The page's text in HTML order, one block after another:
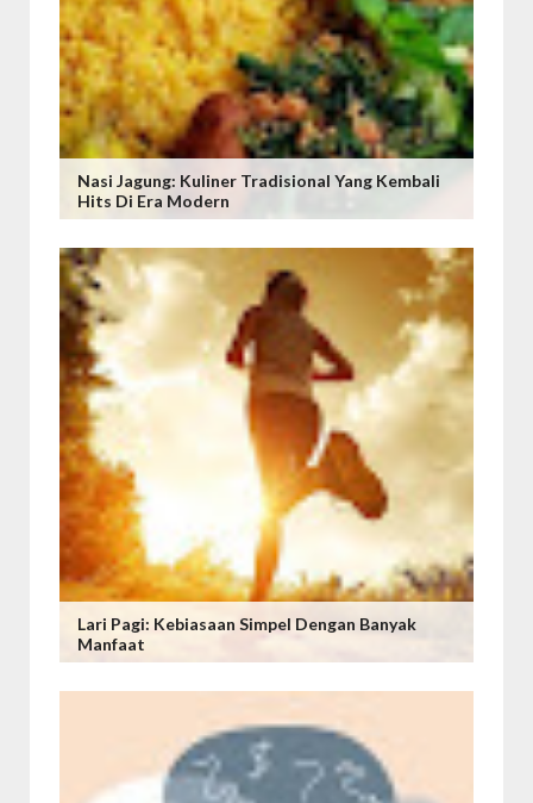
Nasi Jagung: Kuliner Tradisional Yang Kembali
Hits Di Era Modern
Lari Pagi: Kebiasaan Simpel Dengan Banyak
Manfaat